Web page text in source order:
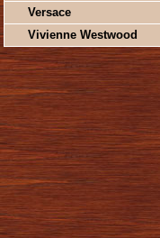
Versace
Vivienne Westwood